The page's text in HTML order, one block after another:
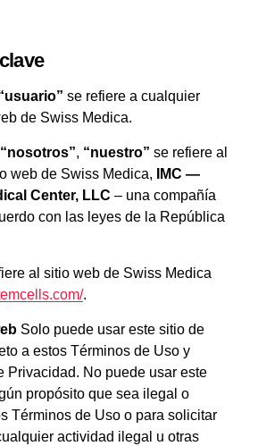
se refiere a cualquier
de Swiss Medica.
“nosotros”, “nuestro” se refiere al
web de Swiss Medica,
IMC —
Center, LLC – una compañía
con las leyes de la República
al sitio web de Swiss Medica
.
Solo puede usar este sitio de
a estos Términos de Uso y
Privacidad. No puede usar este
propósito que sea ilegal o
Términos de Uso o para solicitar
actividad ilegal u otras